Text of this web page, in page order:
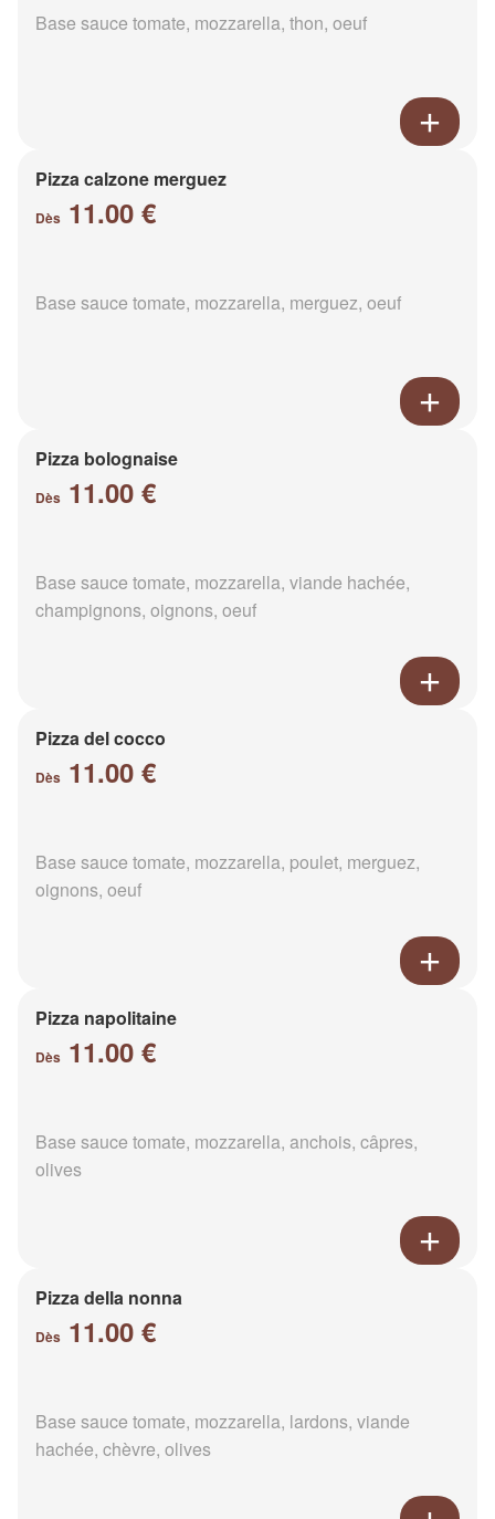
Base sauce tomate, mozzarella, thon, oeuf
Pizza calzone merguez
Dès 11.00 €
Base sauce tomate, mozzarella, merguez, oeuf
Pizza bolognaise
Dès 11.00 €
Base sauce tomate, mozzarella, viande hachée,
champignons, oignons, oeuf
Pizza del cocco
Dès 11.00 €
Base sauce tomate, mozzarella, poulet, merguez,
oignons, oeuf
Pizza napolitaine
Dès 11.00 €
Base sauce tomate, mozzarella, anchois, câpres,
olives
Pizza della nonna
Dès 11.00 €
Base sauce tomate, mozzarella, lardons, viande
hachée, chèvre, olives